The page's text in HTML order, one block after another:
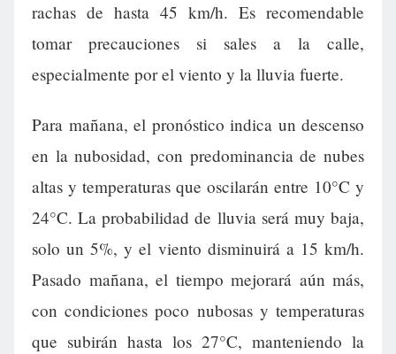
rachas de hasta 45 km/h. Es recomendable
tomar precauciones si sales a la calle,
especialmente por el viento y la lluvia fuerte.
Para mañana, el pronóstico indica un descenso
en la nubosidad, con predominancia de nubes
altas y temperaturas que oscilarán entre 10°C y
24°C. La probabilidad de lluvia será muy baja,
solo un 5%, y el viento disminuirá a 15 km/h.
Pasado mañana, el tiempo mejorará aún más,
con condiciones poco nubosas y temperaturas
que subirán hasta los 27°C, manteniendo la